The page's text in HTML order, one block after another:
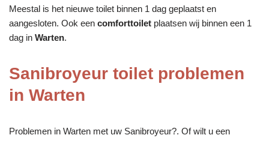
Meestal is het nieuwe toilet binnen 1 dag geplaatst en
aangesloten. Ook een comforttoilet plaatsen wij binnen een 1
dag in Warten.
Sanibroyeur toilet problemen
in Warten
Problemen in Warten met uw Sanibroyeur?. Of wilt u een